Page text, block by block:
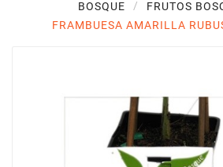
BOSQUE
FRUTOS
FRAMBUESA AMARILLA